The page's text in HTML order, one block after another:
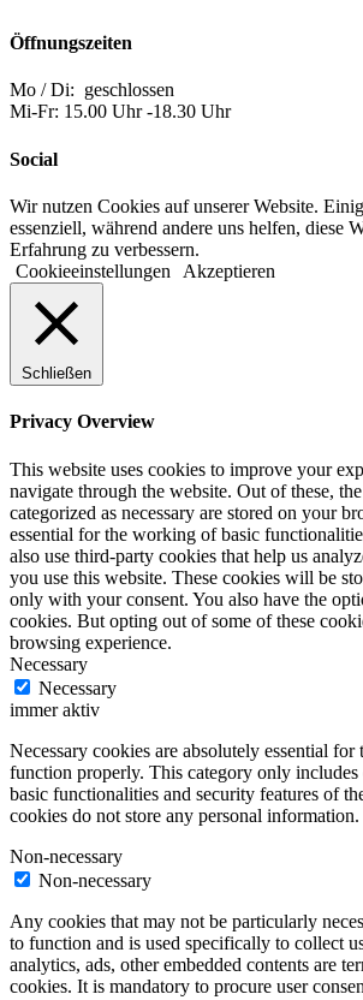
Öffnungszeiten
Mo / Di: geschlossen
Mi-Fr: 15.00 Uhr -18.30 Uhr
Social
Wir nutzen Cookies auf unserer Website.
essenziell, während andere uns helfen, diese
Erfahrung zu verbessern.
Cookieeinstellungen
Akzeptieren
Schließen
Privacy Overview
This website uses cookies to improve your
navigate through the website. Out of these,
categorized as necessary are stored on your
essential for the working of basic
also use third-party cookies that help us
you use this website. These cookies will be
only with your consent. You also have the
cookies. But opting out of some of these
browsing experience.
Necessary
Necessary
immer aktiv
Necessary cookies are absolutely essential for
function properly. This category only includes
basic functionalities and security features of
cookies do not store any personal information.
Non-necessary
Non-necessary
Any cookies that may not be particularly
to function and is used specifically to collect
analytics, ads, other embedded contents are
cookies. It is mandatory to procure user